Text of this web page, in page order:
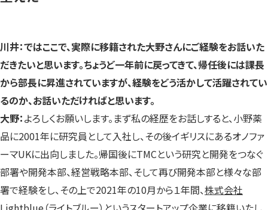
川井：ではここで、実際に移籍された大野さんにご経験をお話いた
だきたいと思います。ちょうど一年前に戻ってきて、帰任後には課長
から部長に昇進されていますが、経験をどう活かして活躍されてい
るのか、お話いただければと思います。
大野：よろしくお願いします。まず私の経歴をお話しすると、小野薬
品に2001年に研究員として入社し、その後イギリスにあるオノファ
ーマUKに出向しました。帰国後にTMCという研究と開発をつなぐ
部署や開発本部、経営戦略本部、そして再び開発本部と様々な部
署で経験をし、その上で2021年の10月から１年間、株式会社